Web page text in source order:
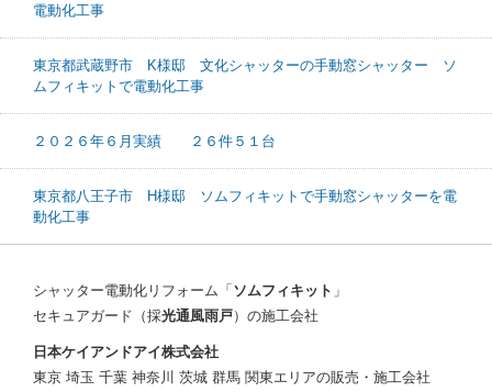
電動化工事
東京都武蔵野市 K様邸 文化シャッターの手動窓シャッター ソ
ムフィキットで電動化工事
２０２６年６月実績 ２６件５１台
東京都八王子市 H様邸 ソムフィキットで手動窓シャッターを電
動化工事
シャッター電動化リフォーム「 ソムフィキット 」
セキュアガード（採光通風雨戸）の施工会社
日本ケイアンドアイ株式会社
東京 埼玉 千葉 神奈川 茨城 群馬 関東エリアの販売・施工会社